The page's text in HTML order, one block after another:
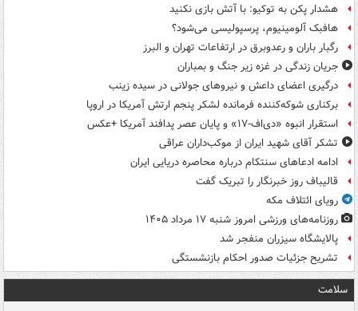
هشدار پکن به توکیو: با آتش بازی نکنید
هافبک آلومینیوم، پرسپولیسی می‌شود؟
رگبار باران و رعدوبرق در ارتفاعات تهران و البرز
جریان زندگی در غزه زیر جنگ و بمباران
درگیری اعضای داعش و نیروهای جولانی در سیده زینب
برکناری شوکه‌کننده فرمانده لشکر پنجم ارتش آمریکا در اروپا
استقرار انبوه «دی‌اف‑۱۷» و پایان عصر پدافند آمریکا +عکس
تشکر آقای شهید ایران از موکب‌داران عراقی
ادامه ادعاهای سنتکام درباره محاصره دریایی ایران
قالیباف روز خبرنگار را تبریک گفت
رویای ائتلاف مکه
روزنامه‌های ورزشی امروز ‌شنبه ۱۷ مرداد ۱۴۰۵
پالایشگاه سیزران منفجر شد
تشریح جزئیات صدور احکام بازنشستگی
سلامت